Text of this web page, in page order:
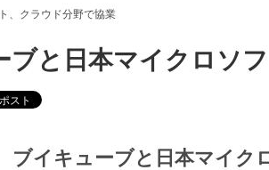
INDONESIA (Bahasa)
、クラウド分野で協業
ブと日本マイクロソ
ブイキューブと日本マイク